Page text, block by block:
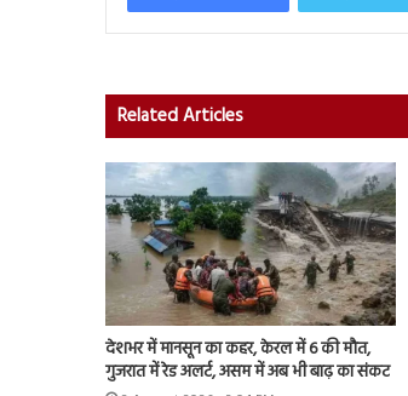
Related Articles
देशभर में मानसून का कहर, केरल में 6 की मौत,
गुजरात में रेड अलर्ट, असम में अब भी बाढ़ का संकट